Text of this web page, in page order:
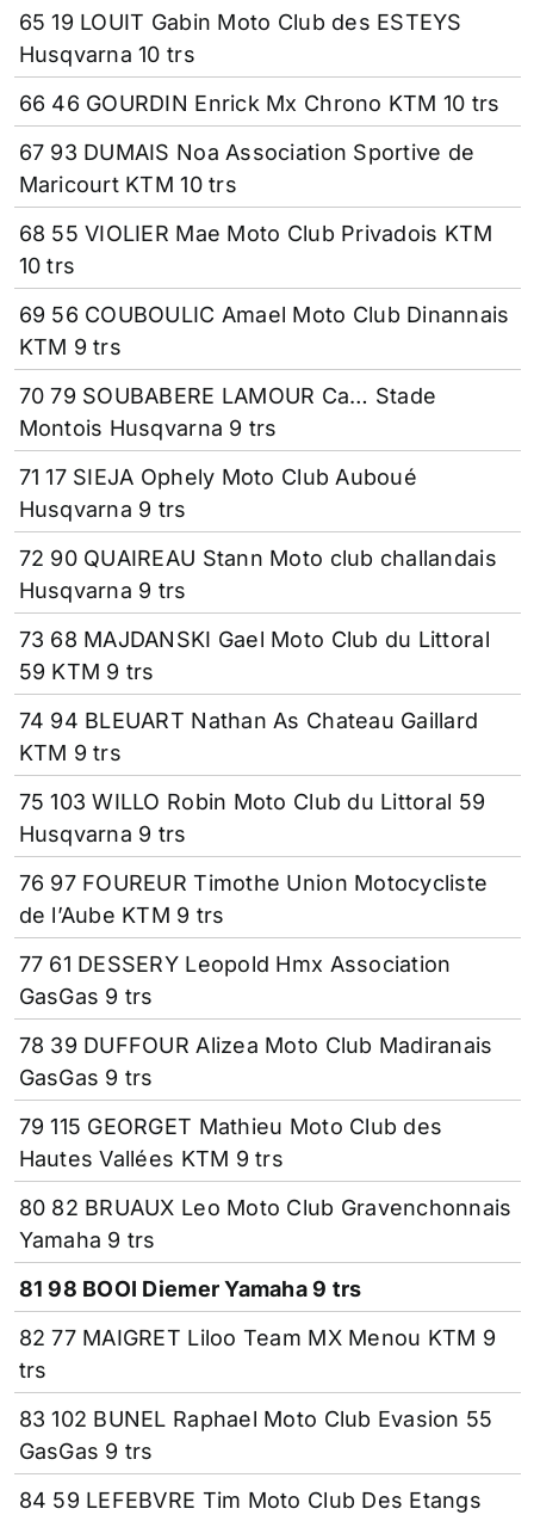
65 19 LOUIT Gabin Moto Club des ESTEYS
Husqvarna 10 trs
66 46 GOURDIN Enrick Mx Chrono KTM 10 trs
67 93 DUMAIS Noa Association Sportive de
Maricourt KTM 10 trs
68 55 VIOLIER Mae Moto Club Privadois KTM
10 trs
69 56 COUBOULIC Amael Moto Club Dinannais
KTM 9 trs
70 79 SOUBABERE LAMOUR Ca… Stade
Montois Husqvarna 9 trs
71 17 SIEJA Ophely Moto Club Auboué
Husqvarna 9 trs
72 90 QUAIREAU Stann Moto club challandais
Husqvarna 9 trs
73 68 MAJDANSKI Gael Moto Club du Littoral
59 KTM 9 trs
74 94 BLEUART Nathan As Chateau Gaillard
KTM 9 trs
75 103 WILLO Robin Moto Club du Littoral 59
Husqvarna 9 trs
76 97 FOUREUR Timothe Union Motocycliste
de l’Aube KTM 9 trs
77 61 DESSERY Leopold Hmx Association
GasGas 9 trs
78 39 DUFFOUR Alizea Moto Club Madiranais
GasGas 9 trs
79 115 GEORGET Mathieu Moto Club des
Hautes Vallées KTM 9 trs
80 82 BRUAUX Leo Moto Club Gravenchonnais
Yamaha 9 trs
81 98 BOOI Diemer Yamaha 9 trs
82 77 MAIGRET Liloo Team MX Menou KTM 9
trs
83 102 BUNEL Raphael Moto Club Evasion 55
GasGas 9 trs
84 59 LEFEBVRE Tim Moto Club Des Etangs